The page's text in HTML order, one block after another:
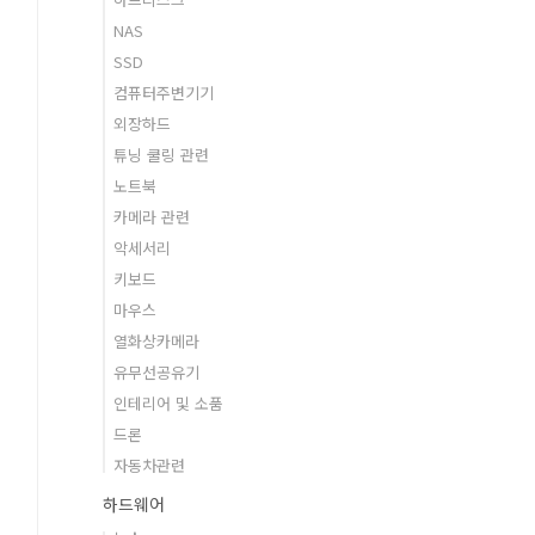
NAS
SSD
컴퓨터주변기기
외장하드
튜닝 쿨링 관련
노트북
카메라 관련
악세서리
키보드
마우스
열화상카메라
유무선공유기
인테리어 및 소품
드론
자동차관련
하드웨어